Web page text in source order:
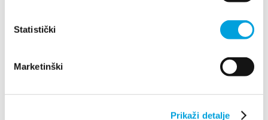
Statistički
Marketinški
Prikaži detalje
Croacia - Kaštela
Términos